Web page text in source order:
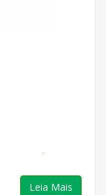
Leia Mais